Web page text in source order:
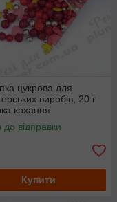
цукрова для
виробів, 20 г
кохання
до відправки
Купити